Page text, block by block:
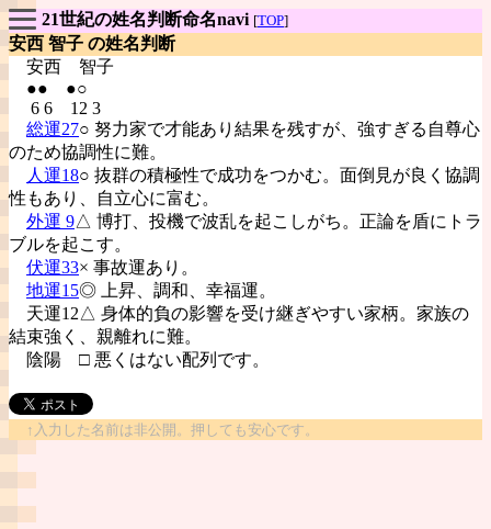
21世紀の姓名判断命名navi [TOP]
安西 智子 の姓名判断
安西 智子
●● ●○
6 6 12 3
総運27○ 努力家で才能あり結果を残すが、強すぎる自尊心
のため協調性に難。
人運18○ 抜群の積極性で成功をつかむ。面倒見が良く協調
性もあり、自立心に富む。
外運 9△ 博打、投機で波乱を起こしがち。正論を盾にトラ
ブルを起こす。
伏運33× 事故運あり。
地運15◎ 上昇、調和、幸福運。
天運12△ 身体的負の影響を受け継ぎやすい家柄。家族の
結束強く、親離れに難。
陰陽 □ 悪くはない配列です。
↑入力した名前は非公開。押しても安心です。